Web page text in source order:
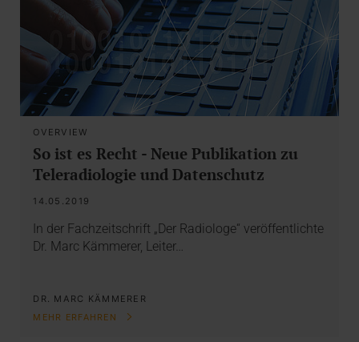
OVERVIEW
So ist es Recht - Neue Publikation zu
Teleradiologie und Datenschutz
14.05.2019
In der Fachzeitschrift „Der Radiologe“ veröffentlichte
Dr. Marc Kämmerer, Leiter…
DR. MARC KÄMMERER
MEHR ERFAHREN